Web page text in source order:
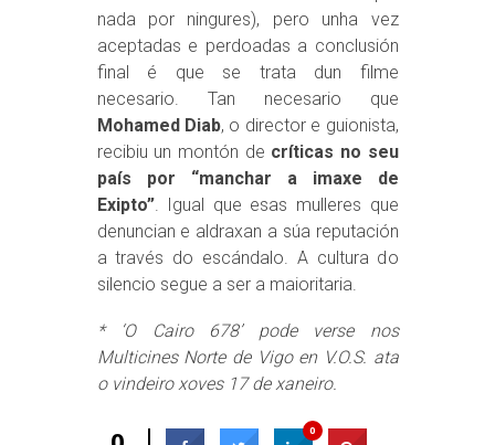
nada por ningures), pero unha vez
aceptadas e perdoadas a conclusión
final é que se trata dun filme
necesario. Tan necesario que
Mohamed Diab, o director e guionista,
recibiu un montón de críticas no seu
país por “manchar a imaxe de
Exipto”. Igual que esas mulleres que
denuncian e aldraxan a súa reputación
a través do escándalo. A cultura do
silencio segue a ser a maioritaria.
* ‘O Cairo 678’ pode verse nos
Multicines Norte de Vigo en V.O.S. ata
o vindeiro xoves 17 de xaneiro.
0